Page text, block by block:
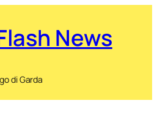
News
di Garda